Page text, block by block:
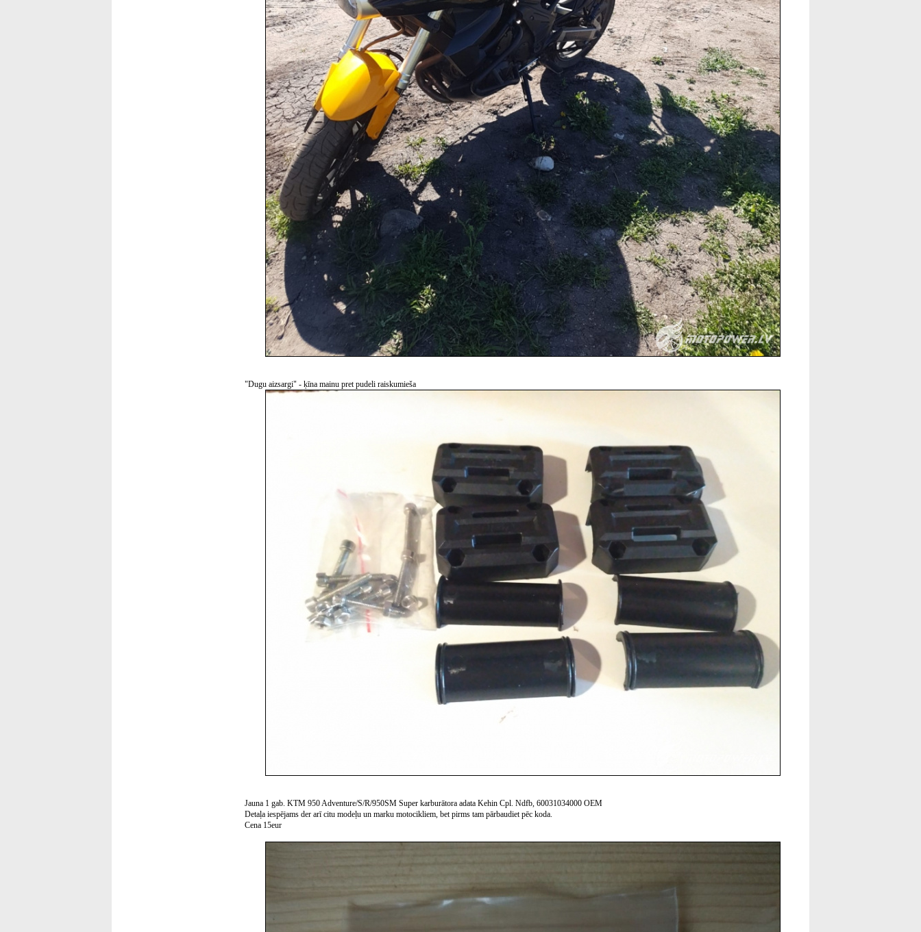
"Dugu aizsargi" - ķīna mainu pret pudeli raiskumieša
Jauna 1 gab. KTM 950 Adventure/S/R/950SM Super karburātora adata Kehin Cpl. Ndfb, 60031034000 OEM
Detaļa iespējams der arī citu modeļu un marku motocikliem, bet pirms tam pārbaudiet pēc koda.
Cena 15eur